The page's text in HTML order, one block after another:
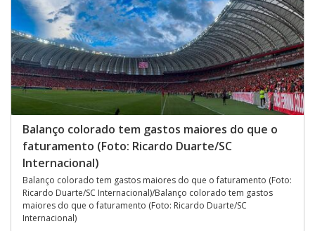
Balanço colorado tem gastos maiores do que o
faturamento (Foto: Ricardo Duarte/SC
Internacional)
Balanço colorado tem gastos maiores do que o faturamento (Foto:
Ricardo Duarte/SC Internacional)/Balanço colorado tem gastos
maiores do que o faturamento (Foto: Ricardo Duarte/SC
Internacional)